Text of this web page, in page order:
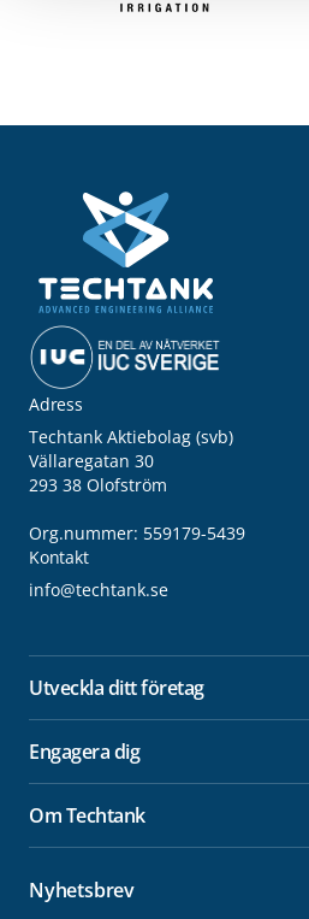
Adress
Techtank Aktiebolag (svb)
Vällaregatan 30
293 38 Olofström
Org.nummer: 559179-5439
Kontakt
info@techtank.se
Utveckla ditt företag
Engagera dig
Om Techtank
Nyhetsbrev